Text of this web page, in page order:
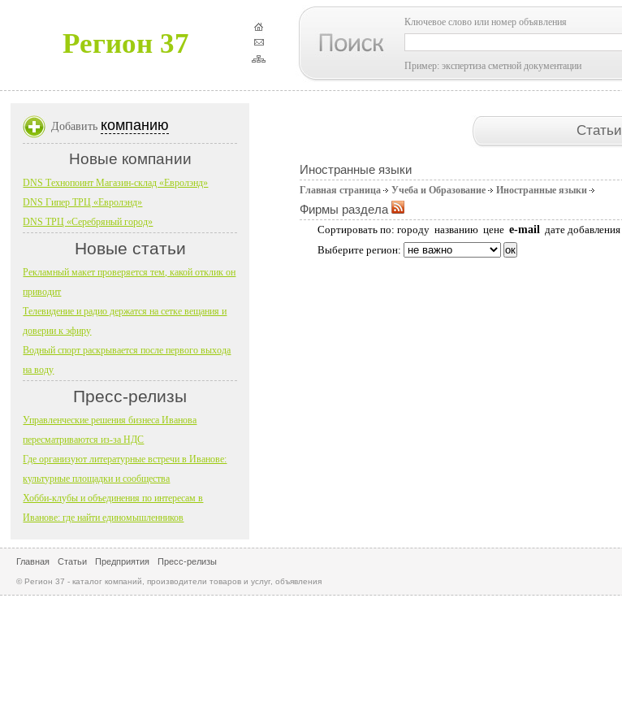
Регион 37
Ключевое слово или номер объявления
Пример: экспертиза сметной документации
Статьи
Иностранные языки
Главная страница Учеба и Образование Иностранные языки
Фирмы раздела
Сортировать по: городу названию цене e-mail дате добавления
Выберите регион:
Добавить компанию
Новые компании
DNS Технопоинт Магазин-склад «Евролэнд»
DNS Гипер ТРЦ «Евролэнд»
DNS ТРЦ «Серебряный город»
Новые статьи
Рекламный макет проверяется тем, какой отклик он
приводит
Телевидение и радио держатся на сетке вещания и
доверии к эфиру
Водный спорт раскрывается после первого выхода
на воду
Пресс-релизы
Управленческие решения бизнеса Иванова
пересматриваются из-за НДС
Где организуют литературные встречи в Иванове:
культурные площадки и сообщества
Хобби-клубы и объединения по интересам в
Иванове: где найти единомышленников
Главная Статьи Предприятия Пресс-релизы
© Регион 37 - каталог компаний, производители товаров и услуг, объявления